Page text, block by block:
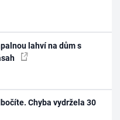
lahví na dům s
Chyba vydržela 30